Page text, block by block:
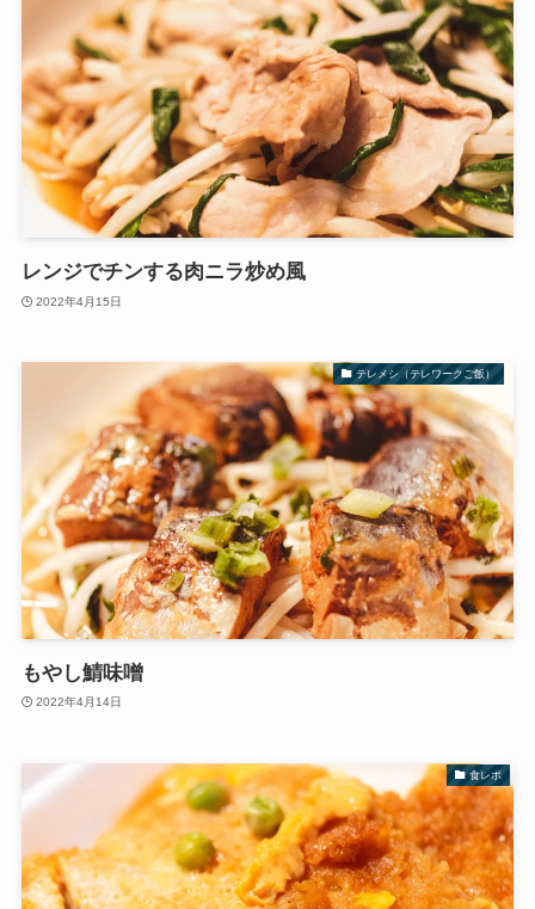
レンジでチンする肉ニラ炒め風
2022年4月15日
テレメシ（テレワークご飯）
もやし鯖味噌
2022年4月14日
食レポ